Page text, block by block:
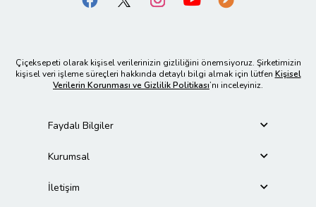
Çiçeksepeti olarak kişisel verilerinizin gizliliğini önemsiyoruz. Şirketimizin
kişisel veri işleme süreçleri hakkında detaylı bilgi almak için lütfen Kişisel
Verilerin Korunması ve Gizlilik Politikası’nı inceleyiniz.
Faydalı Bilgiler
Kurumsal
İletişim